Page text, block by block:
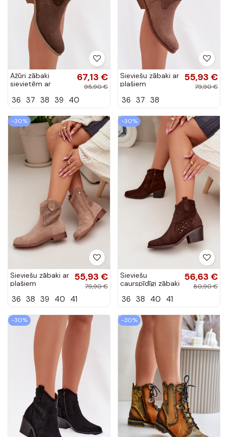
Ažūri zābaki
sievietēm ar
krāsā Briavine
67,13 €
95,90 €
36 37 38 39 40
Sieviešu zābaki ar
plašiem
caurspīdīgiem
S.Barski HY61-
8025...
55,93 €
79,90 €
36 37 38
-30%
Sieviešu zābaki ar
plašiem
caurspīdīgiem
S.Barski HY61-
8025...
55,93 €
79,90 €
36 38 39 40 41
-30%
Sieviešu
caurspīdīgi zābaki
papēžiem
8012 šokolādes
krāsā
56,63 €
80,90 €
36 38 40 41
-30% -30%